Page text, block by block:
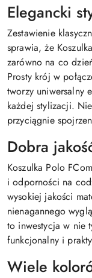
Elegancki
Zestawienie
sprawia, że
zarówno na co
Prosty krój w
tworzy uniwersalny
każdej stylizacji.
przyciągnie
Dobra
Koszulka Polo
i odporności na
wysokiej jakości
nienagannego
to inwestycja w nie
funkcjonalny i
Wiele